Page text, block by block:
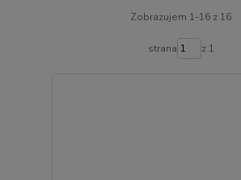
Zobrazujem 1-16 z 16
strana z 1